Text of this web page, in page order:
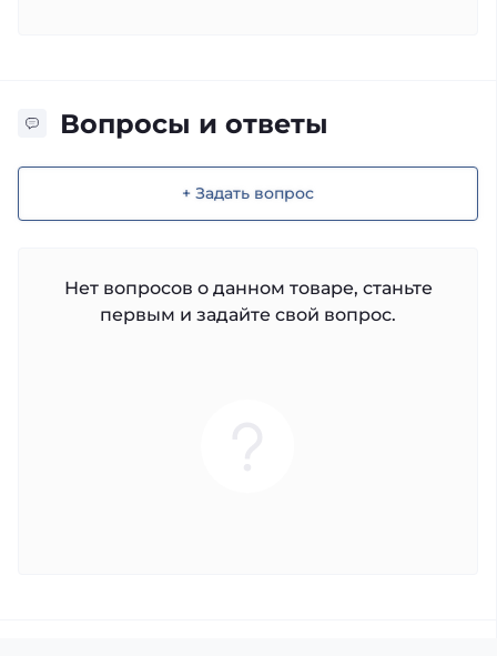
Вопросы и ответы
+ Задать вопрос
Нет вопросов о данном товаре, станьте
первым и задайте свой вопрос.